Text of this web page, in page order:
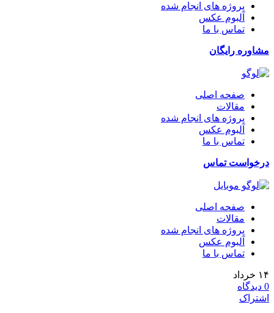
پروژه های انجام شده
آلبوم عکس
تماس با ما
مشاوره رایگان
صفحه اصلی
مقالات
پروژه های انجام شده
آلبوم عکس
تماس با ما
درخواست تماس
صفحه اصلی
مقالات
پروژه های انجام شده
آلبوم عکس
تماس با ما
۱۴ خرداد
0 دیدگاه
اشتراک